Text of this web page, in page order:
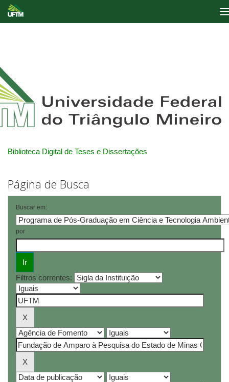
Biblioteca Digital de Teses e Dissertações
Página de Busca
Buscar em:
por
Filtros correntes: